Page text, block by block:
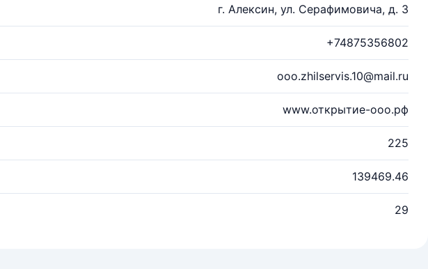
г. Алексин, ул. Серафимовича, д. 3
+74875356802
ooo.zhilservis.10@mail.ru
www.открытие-ооо.рф
225
139469.46
29